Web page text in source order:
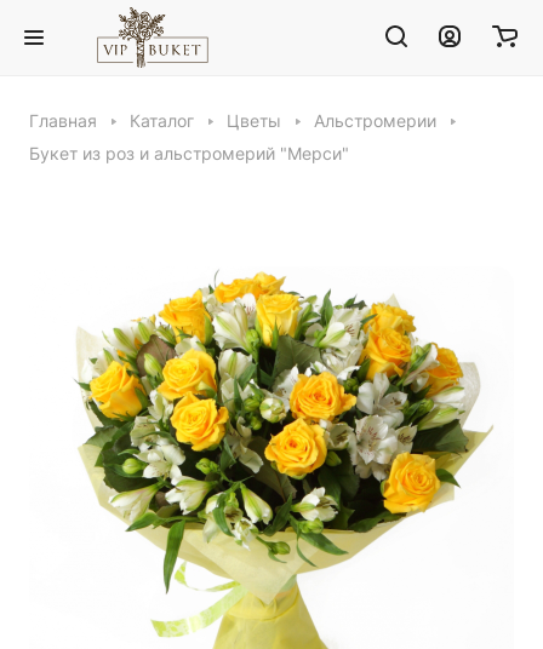
Главная Каталог Цветы
Альстромерии
Букет из роз и альстромерий "Мерси"